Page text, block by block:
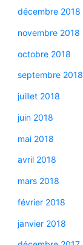
décembre 2018
novembre 2018
octobre 2018
septembre 2018
juillet 2018
juin 2018
mai 2018
avril 2018
mars 2018
février 2018
janvier 2018